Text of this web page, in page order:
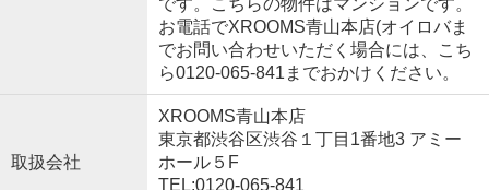
です。こちらの物件はマンションです。
お電話でXROOMS青山本店(オイロバま
でお問い合わせいただく場合には、こち
ら0120-065-841までおかけください。
取扱会社
XROOMS青山本店
東京都渋谷区渋谷１丁目1番地3 アミー
ホール５F
TEL:0120-065-841